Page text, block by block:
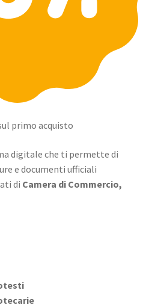
primo acquisto
digitale che ti permette di
e documenti ufficiali
di Camera di Commercio,